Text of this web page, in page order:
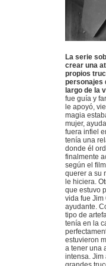
La serie
crear una
propios
personajes
largo de la
fue guía y
le apoyó,
magia
mujer,
fuera infiel
tenía una
donde él
finalmente
según el
querer a su
le hiciera.
que estuvo
vida fue Jim
ayudante.
tipo de
tenía en la
estuvieron
a tener una
intensa. Jim